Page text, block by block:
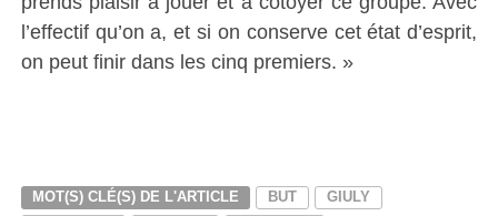
l’effectif qu’on a, et si on conserve cet état d’esprit,
on peut finir dans les cinq premiers. »
MOT(S) CLÉ(S) DE L'ARTICLE BUT
GIULY